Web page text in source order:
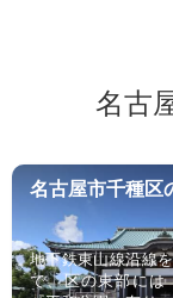
名古
名古屋市千種区
地下鉄東山線沿線
で、区の東部には